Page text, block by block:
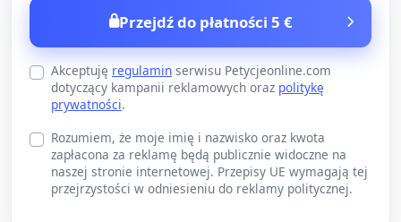
Przejdź do płatności 5 €
Akceptuję regulamin serwisu Petycjeonline.com
dotyczący kampanii reklamowych oraz politykę
prywatności.
Rozumiem, że moje imię i nazwisko oraz kwota
zapłacona za reklamę będą publicznie widoczne na
naszej stronie internetowej. Przepisy UE wymagają tej
przejrzystości w odniesieniu do reklamy politycznej.